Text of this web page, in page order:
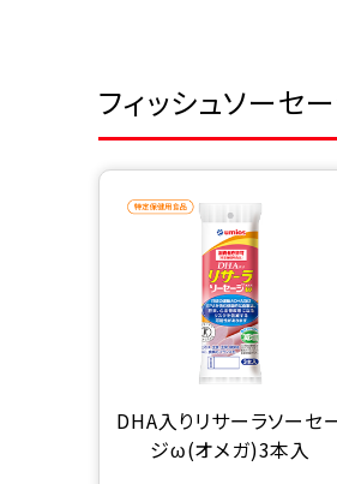
フィッシュソーセ
DHA入りリサーラソーセ
ジω(オメガ)3本入